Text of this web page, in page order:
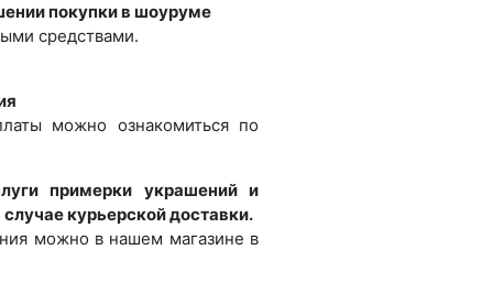
покупки в шоуруме
средствами.
можно ознакомиться по
примерки украшений и
курьерской доставки.
можно в нашем магазине в